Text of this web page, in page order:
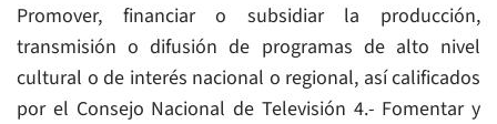
Promover, financiar o subsidiar la producción,
transmisión o difusión de programas de alto nivel
cultural o de interés nacional o regional, así calificados
por el Consejo Nacional de Televisión 4.- Fomentar y